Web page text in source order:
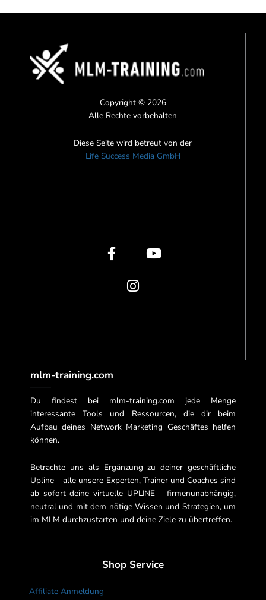
Copyright © 2026
Alle Rechte vorbehalten
Diese Seite wird betreut von der
Life Success Media GmbH
b
o
u
b
r
a
mlm-training.com
Du findest bei mlm-training.com jede Menge
interessante Tools und Ressourcen, die dir beim
Aufbau deines Network Marketing Geschäftes helfen
können.
Betrachte uns als Ergänzung zu deiner geschäftliche
Upline – alle unsere Experten, Trainer und Coaches sind
ab sofort deine virtuelle UPLINE – firmenunabhängig,
neutral und mit dem nötige Wissen und Strategien, um
im MLM durchzustarten und deine Ziele zu übertreffen.
Shop Service
Affiliate Anmeldung